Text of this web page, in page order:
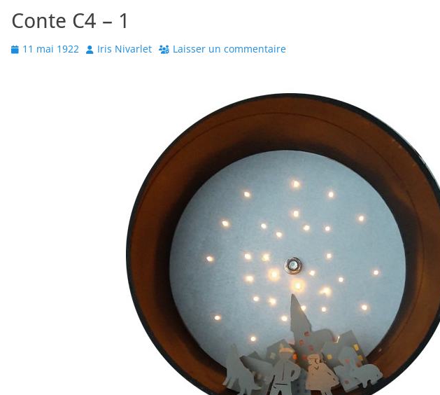
Conte C4 – 1
Posted
11 mai 1922 Author
Iris Nivarlet Laisser un commentaire